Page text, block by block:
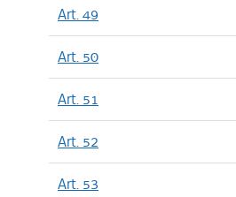
Art. 49
Art. 50
Art. 51
Art. 52
Art. 53